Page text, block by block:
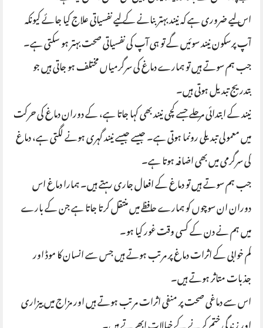
اس لیے ضروری ہے کہ نیند بہتر بنانے کے لیے نفسیاتی علاج کیا جائے کیونکہ
آپ پرسکون نیند سوئیں گے تو ہی آپ کی نفسیاتی صحت بہتر ہو سکتی ہے۔
جب ہم سوتے ہیں تو ہمارے دماغ کی سرگرمیاں مختلف ہو جاتی ہیں جو
بتدریج تبدیل ہوتی ہیں۔
نیند کے ابتدائی مرحلے جسے کچی نیند بھی کہا جاتا ہے، کے دوران دماغ کی حرکت
میں معمولی تبدیلی رونما ہوتی ہے۔ جیسے جیسے نیند گہری ہونے لگتی ہے، دماغ
کی سرگرمی میں بھی اضافہ ہوتا ہے۔
جب ہم سوتے ہیں تو دماغ کے افعال جاری رہتے ہیں۔ ہمارا دماغ اس
دوران ان سوچوں کو ہمارے حافظے میں منتقل کرتا جاتا ہے جن کے بارے
میں ہم نے دن کے کسی وقت غور کیا ہو۔
کم خوابی کے اثرات دماغ پر مرتب ہوتے ہیں جس سے انسان کا موڈ اور
جذبات متاثر ہوتے ہیں۔
اس سے دماغی صحت پر منفی اثرات مرتب ہوتے ہیں اور مزاج میں بیزاری